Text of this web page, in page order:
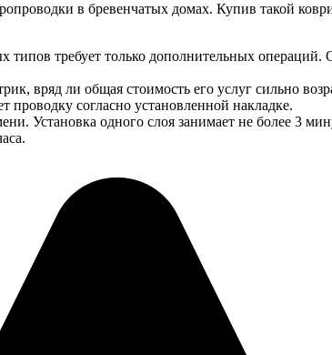
в бревенчатых домах. Купив такой
типов требует только дополнительных
ли общая стоимость его услуг сильно
проводку согласно установленной накладке.
Установка одного слоя занимает не более 3